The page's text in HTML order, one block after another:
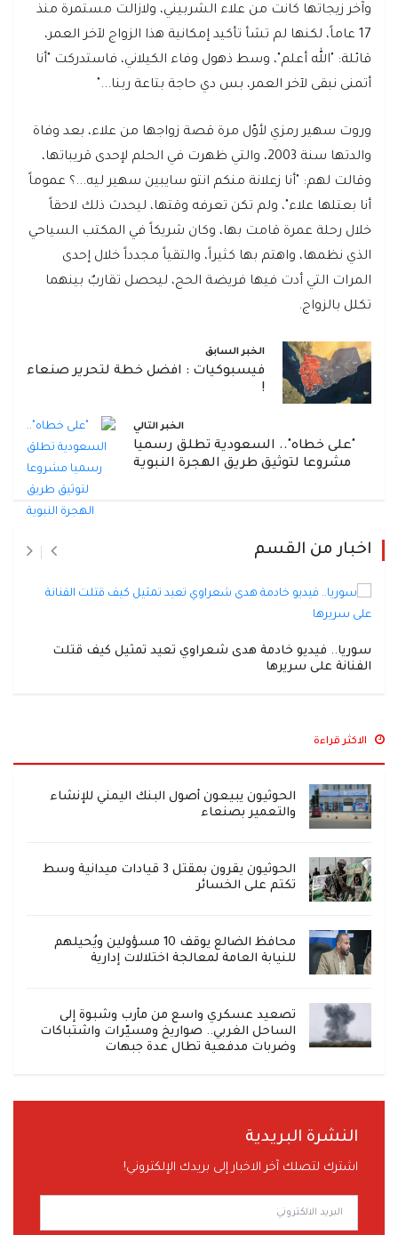
وآخر زيجاتها كانت من علاء الشربيني، ولازالت مستمرة منذ
17 عاماً، لكنها لم تشأ تأكيد إمكانية هذا الزواج لآخر العمر،
قائلة: "الله أعلم"، وسط ذهول وفاء الكيلاني، فاستدركت "أنا
أتمنى نبقى لآخر العمر، بس دي حاجة بتاعة ربنا..."
وروت سهير رمزي لأوّل مرة قصة زواجها من علاء، بعد وفاة
والدتها سنة 2003، والتي ظهرت في الحلم لإحدى قريباتها،
وقالت لهم: "أنا زعلانة منكم انتو سايبين سهير ليه...؟ عموماً
أنا بعتلها علاء"، ولم تكن تعرفه وقتها، ليحدث ذلك لاحقاً
خلال رحلة عمرة قامت بها، وكان شريكاً في المكتب السياحي
الذي نظمها، واهتم بها كثيراً، والتقياً مجدداً خلال إحدى
المرات التي أدت فيها فريضة الحج، ليحصل تقاربٌ بينهما
تكلل بالزواج.
الخبر السابق
فيسبوكيات : افضل خطة لتحرير صنعاء
!
الخبر التالي
"على خطاه".. السعودية تطلق رسميا
مشروعا لتوثيق طريق الهجرة النبوية
اخبار من القسم
سوريا.. فيديو خادمة هدى شعراوي تعيد تمثيل كيف قتلت
الفنانة على سريرها
الاكثر قراءة
الحوثيون يبيعون أصول البنك اليمني للإنشاء
والتعمير بصنعاء
الحوثيون يقرون بمقتل 3 قيادات ميدانية وسط
تكتم على الخسائر
محافظ الضالع يوقف 10 مسؤولين ويُحيلهم
للنيابة العامة لمعالجة اختلالات إدارية
تصعيد عسكري واسع من مأرب وشبوة إلى
الساحل الغربي.. صواريخ ومسيّرات واشتباكات
وضربات مدفعية تطال عدة جبهات
النشرة البريدية
اشترك لتصلك آخر الاخبار إلى بريدك الإلكتروني!